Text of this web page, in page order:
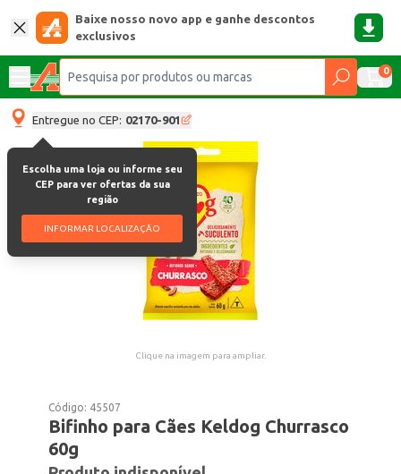
Baixe nosso novo app e ganhe descontos
exclusivos
0
Entregue no CEP: 02170-901
Escolha uma loja ou informe seu
CEP para ver ofertas da sua
região
INFORMAR LOCALIZAÇÃO
Clique na imagem para ampliar.
Código: 45507
Bifinho para Cães Keldog Churrasco
60g